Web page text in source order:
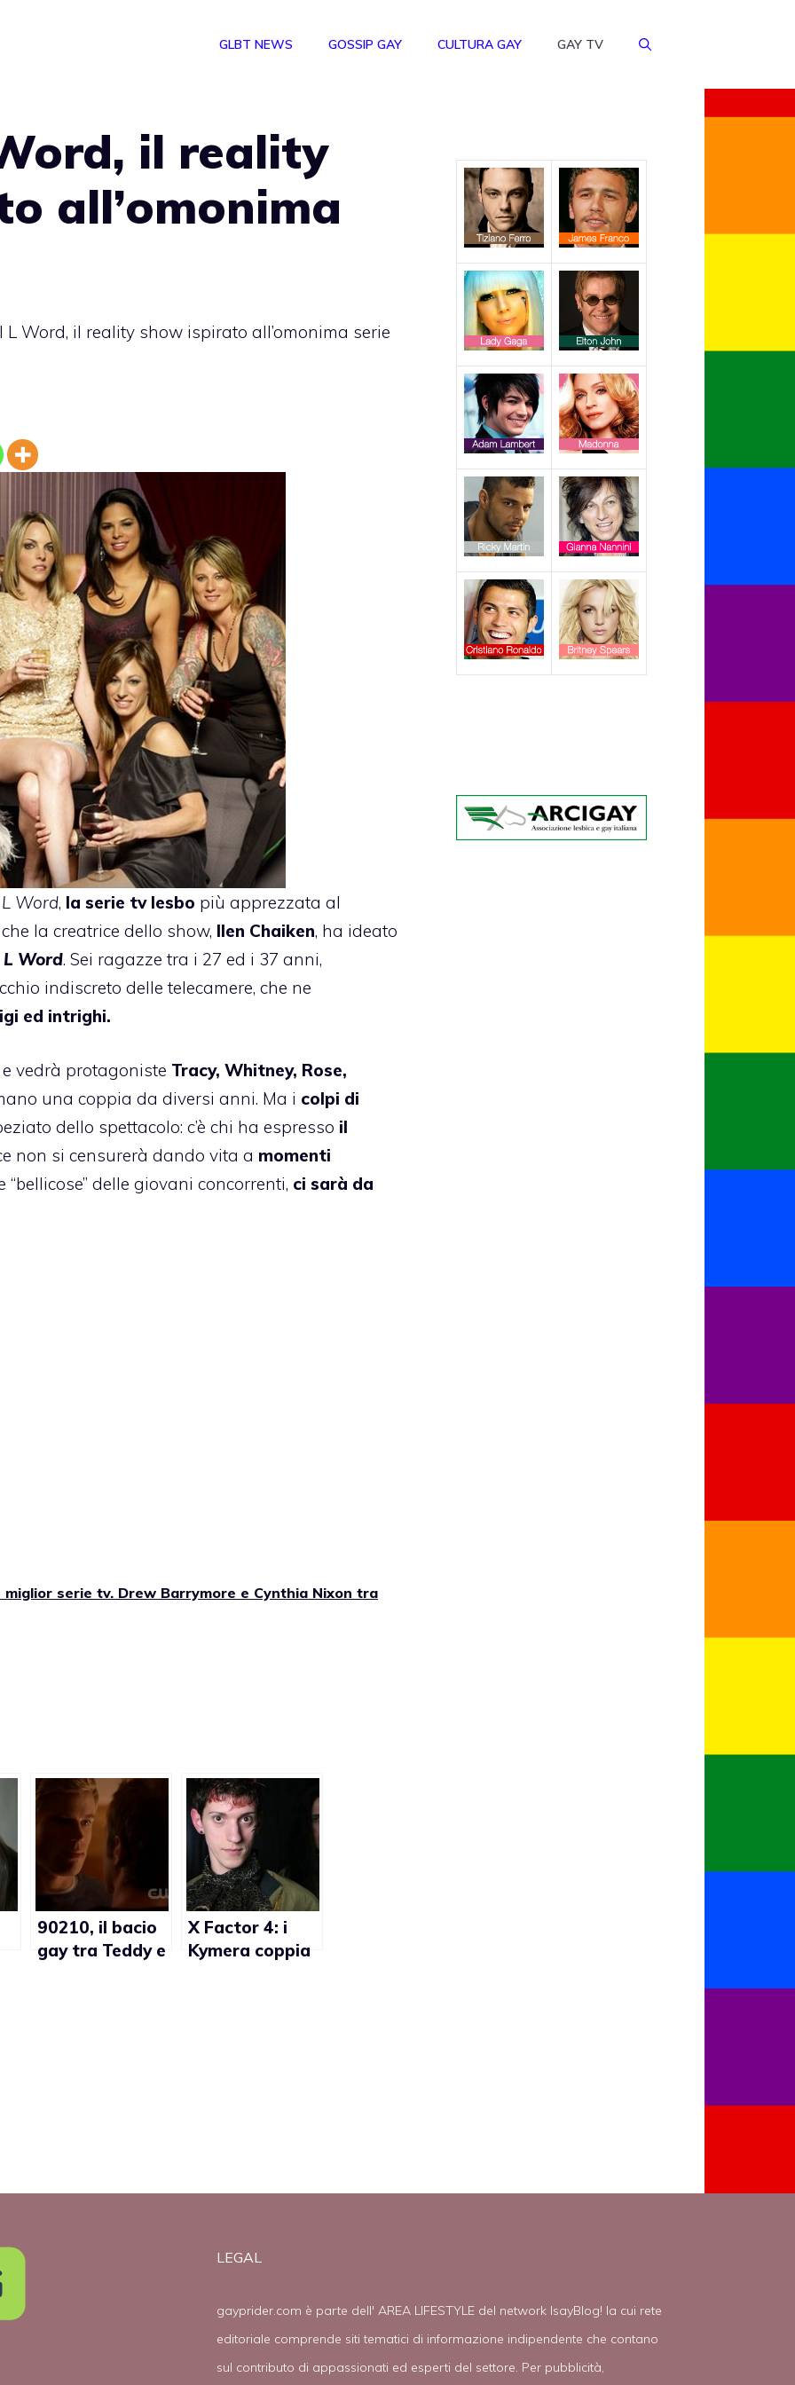
GLBT NEWS GOSSIP GAY CULTURA GAY GAY TV
il reality
all’omonima
L Word, il reality show ispirato all’omonima serie
Word, la serie tv lesbo più apprezzata al
la creatrice dello show, Ilen Chaiken, ha ideato
L Word. Sei ragazze tra i 27 ed i 37 anni,
indiscreto delle telecamere, che ne
ed intrighi.
e vedrà protagoniste Tracy, Whitney, Rose,
una coppia da diversi anni. Ma i colpi di
dello spettacolo: c’è chi ha espresso il
non si censurerà dando vita a momenti
“bellicose” delle giovani concorrenti, ci sarà da
miglior serie tv. Drew Barrymore e Cynthia Nixon tra
90210, il bacio
gay tra Teddy e
X Factor 4: i
Kymera coppia
LEGAL
gayprider.com è parte dell' AREA LIFESTYLE del network IsayBlog! la cui rete
editoriale comprende siti tematici di informazione indipendente che contano
sul contributo di appassionati ed esperti del settore. Per pubblicità,